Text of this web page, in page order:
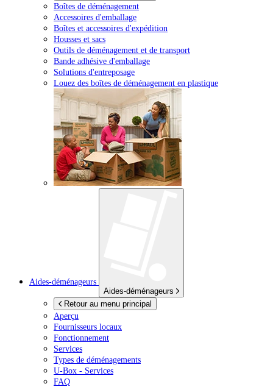
Boîtes de déménagement
Accessoires d'emballage
Boîtes et accessoires d'expédition
Housses et sacs
Outils de déménagement et de transport
Bande adhésive d'emballage
Solutions d'entreposage
Louez des boîtes de déménagement en plastique
Aides-déménageurs
Aides-déménageurs
Retour au menu principal
Aperçu
Fournisseurs locaux
Fonctionnement
Services
Types de déménagements
U-Box - Services
FAQ